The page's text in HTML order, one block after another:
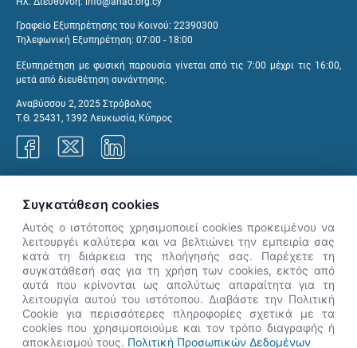
Γραφείο Εξυπηρέτησης του Κοινού: 22390300
Τηλεφωνική Εξυπηρέτηση: 07:00 - 18:00
Εξυπηρέτηση με φυσική παρουσία γίνεται από τις 7:00 μέχρι τις 16:00,
μετά από διευθέτηση συνάντησης.
Αναβύσσου 2, 2025 Στρόβολος
Τ.Θ. 25431, 1392 Λευκωσία, Κύπρος
👋 Καλώς ήρθες! Είμαι η Νόησις.
Πες μου πώς μπορώ να σε βοηθήσω
σήμερα.
Συγκατάθεση cookies
Αυτός ο ιστότοπος χρησιμοποιεί cookies προκειμένου να
λειτουργέι καλύτερα και να βελτιώνει την εμπειρία σας
κατά τη διάρκεια της πλοήγησής σας. Παρέχετε τη
συγκατάθεσή σας για τη χρήση των cookies, εκτός από
αυτά που κρίνονται ως απολύτως απαραίτητα για τη
λειτουργία αυτού του ιστότοπου. Διαβάστε την Πολιτική
Cookie για περισσότερες πληροφορίες σχετικά με τα
cookies που χρησιμοποιούμε και τον τρόπο διαγραφής ή
αποκλεισμού τους. Πολιτική Προσωπικών Δεδομένων